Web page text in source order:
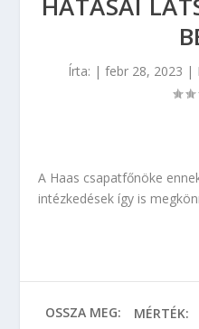
Írta: | febr 28, 2023 |
A Haas csapatfőnöke
intézkedések így is
OSSZA MEG: MÉRTÉK: